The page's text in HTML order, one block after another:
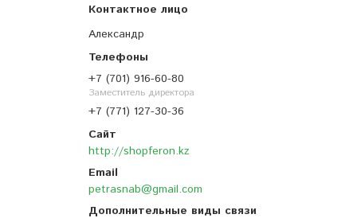
Александр
+7 (701) 916-60-80
Заместитель директора
+7 (771) 127-30-36
http://shopferon.kz
petrasnab@gmail.com